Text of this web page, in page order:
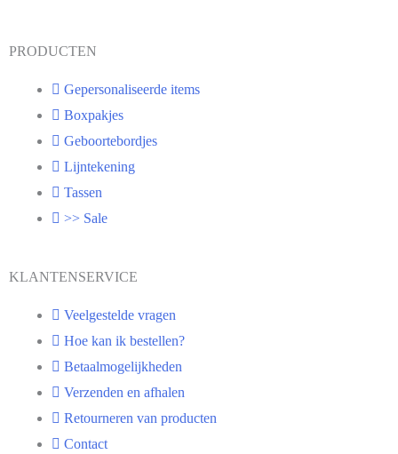
PRODUCTEN
Gepersonaliseerde items
Boxpakjes
Geboortebordjes
Lijntekening
Tassen
>> Sale
KLANTENSERVICE
Veelgestelde vragen
Hoe kan ik bestellen?
Betaalmogelijkheden
Verzenden en afhalen
Retourneren van producten
Contact